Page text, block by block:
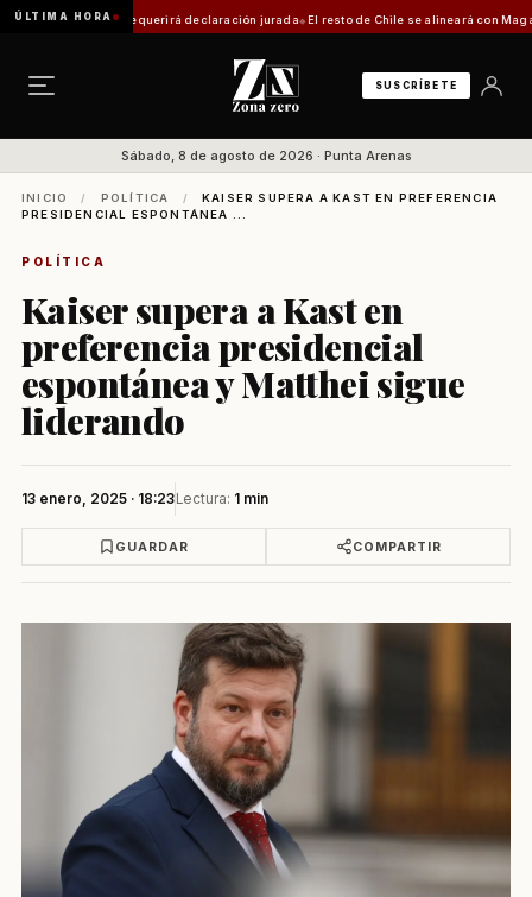
ÚLTIMA HORA
trámite requerirá declaración jurada El resto de Chile se alineará con Magallanes:
SUSCRÍBETE
Sábado, 8 de agosto de 2026 · Punta Arenas
INICIO / POLÍTICA /
KAISER SUPERA A KAST EN PREFERENCIA
PRESIDENCIAL ESPONTÁNEA ...
POLÍTICA
Kaiser supera a Kast en
preferencia presidencial
espontánea y Matthei sigue
liderando
13 enero, 2025 · 18:23Lectura: 1 min
GUARDAR COMPARTIR